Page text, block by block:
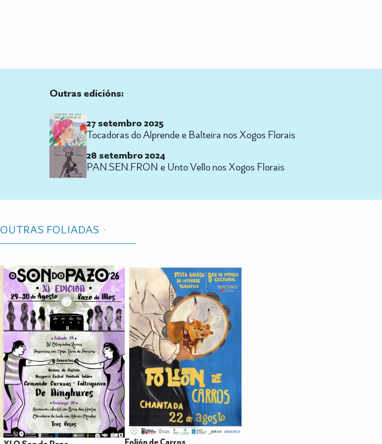
Outras edicións:
27 setembro 2025
Tocadoras do Alprende e Balteira nos Xogos Florais
28 setembro 2024
PAN.SEN.FRON e Unto Vello nos Xogos Florais
OUTRAS FOLIADAS